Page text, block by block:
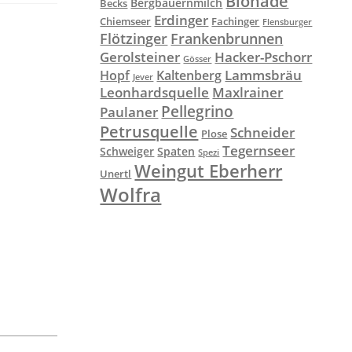
Becks
Chiemseer Erdinger Fachinger Flensburger
Flötzinger Frankenbrunnen
Gerolsteiner Gösser Hacker-Pschorr
Hopf Jever Kaltenberg Lammsbräu
Leonhardsquelle Maxlrainer
Paulaner Pellegrino
Petrusquelle Plose Schneider
Schweiger Spaten Spezi Tegernseer
Unertl Weingut Eberherr
Wolfra